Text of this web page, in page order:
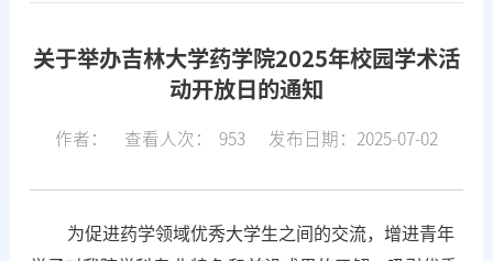
关于举办吉林大学药学院2025年校园学术活
动开放日的通知
作者： 查看人次： 953 发布日期：2025-07-02
为促进药学领域优秀大学生之间的交流，增进青年